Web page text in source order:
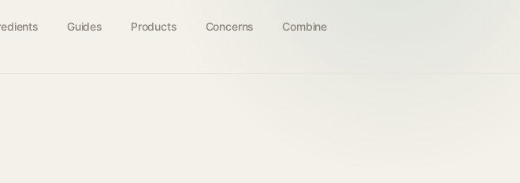
Guides Products Concerns Combine